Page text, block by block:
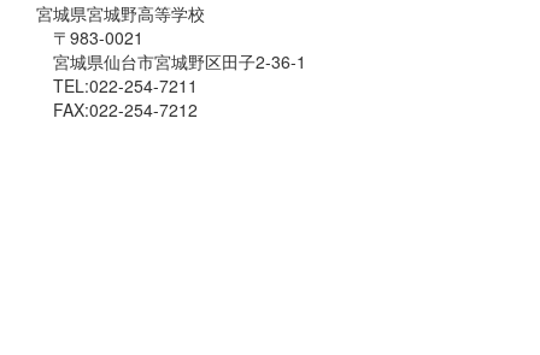
宮城県宮城野高等学校
〒983-0021
宮城県仙台市宮城野区田子2-36-1
TEL:022-254-7211
FAX:022-254-7212